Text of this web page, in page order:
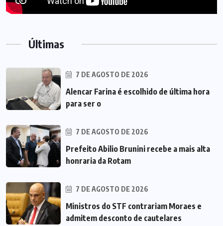
Últimas
7 DE AGOSTO DE 2026
Alencar Farina é escolhido de última hora
para ser o
7 DE AGOSTO DE 2026
Prefeito Abilio Brunini recebe a mais alta
honraria da Rotam
7 DE AGOSTO DE 2026
Ministros do STF contrariam Moraes e
admitem desconto de cautelares